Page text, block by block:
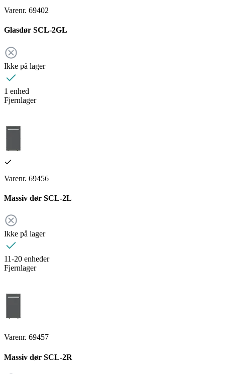
Varenr. 69402
Glasdør SCL-2GL
Ikke på lager
1 enhed
Fjernlager
Varenr. 69456
Massiv dør SCL-2L
Ikke på lager
11-20 enheder
Fjernlager
Varenr. 69457
Massiv dør SCL-2R